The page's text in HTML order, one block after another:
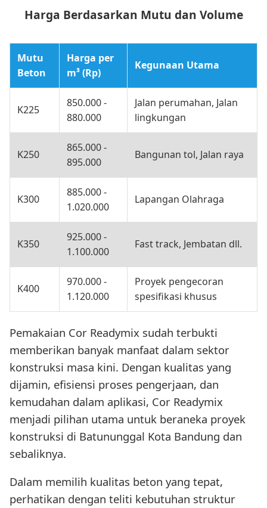
Harga Berdasarkan Mutu dan Volume
Mutu
Beton
Harga per
m³ (Rp)
Kegunaan Utama
K225
850.000 -
880.000
Jalan perumahan, Jalan
lingkungan
K250
865.000 -
895.000
Bangunan tol, Jalan raya
K300
885.000 -
1.020.000
Lapangan Olahraga
K350
925.000 -
1.100.000
Fast track, Jembatan dll.
K400
970.000 -
1.120.000
Proyek pengecoran
spesifikasi khusus
Pemakaian Cor Readymix sudah terbukti
memberikan banyak manfaat dalam sektor
konstruksi masa kini. Dengan kualitas yang
dijamin, efisiensi proses pengerjaan, dan
kemudahan dalam aplikasi, Cor Readymix
menjadi pilihan utama untuk beraneka proyek
konstruksi di Batununggal Kota Bandung dan
sebaliknya.
Dalam memilih kualitas beton yang tepat,
perhatikan dengan teliti kebutuhan struktur